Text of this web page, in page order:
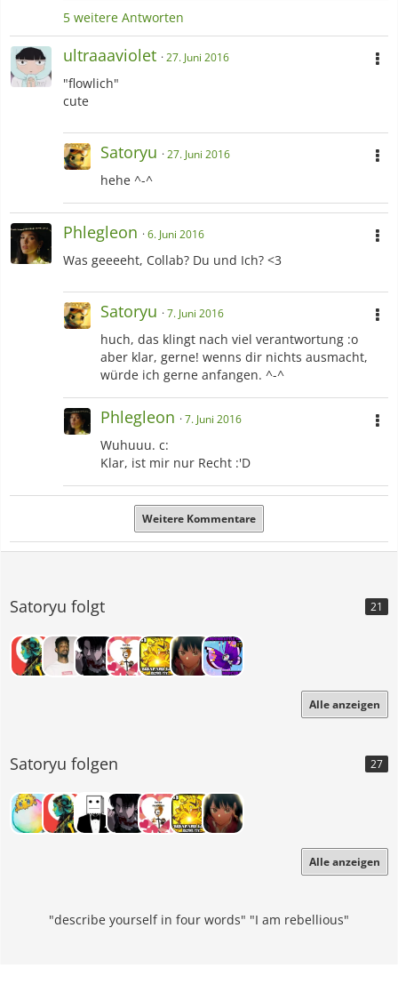
5 weitere Antworten
ultraaaviolet 27. Juni 2016
"flowlich"
cute
Satoryu 27. Juni 2016
hehe ^-^
Phlegleon 6. Juni 2016
Was geeeeht, Collab? Du und Ich? <3
Satoryu 7. Juni 2016
huch, das klingt nach viel verantwortung :o
aber klar, gerne! wenns dir nichts ausmacht,
würde ich gerne anfangen. ^-^
Phlegleon 7. Juni 2016
Wuhuuu. c:
Klar, ist mir nur Recht :'D
Weitere Kommentare
Satoryu folgt 21
Alle anzeigen
Satoryu folgen 27
Alle anzeigen
"describe yourself in four words" "I am rebellious"